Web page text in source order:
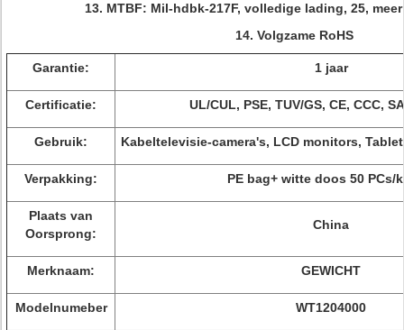
13. MTBF: Mil-hdbk-217F, volledige lading, 25,
14. Volgzame RoHS
Garantie: 1 jaar
Certificatie: UL/CUL, PSE, TUV/GS, CE, CCC,
Gebruik: Kabeltelevisie-camera's, LCD monitors,
Verpakking: PE bag+ witte doos 50 PCs/
Plaats van
Oorsprong:
China
Merknaam: GEWICHT
Modelnumeber WT1204000